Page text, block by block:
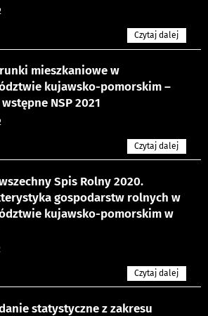
Czytaj dalej
mieszkaniowe w
kujawsko-pomorskim –
NSP 2021
Czytaj dalej
Spis Rolny 2020.
gospodarstw rolnych w
kujawsko-pomorskim w
Czytaj dalej
statystyczne z zakresu